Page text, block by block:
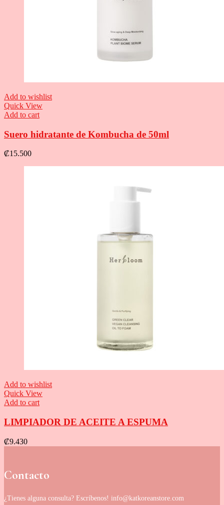
Add to wishlist
Quick View
Add to cart
Suero hidratante de Kombucha de 50ml
₡15.500
Add to wishlist
Quick View
Add to cart
LIMPIADOR DE ACEITE A ESPUMA
₡9.430
Contacto
¿Tienes alguna consulta? Escríbenos! info@katkoreanstore.com